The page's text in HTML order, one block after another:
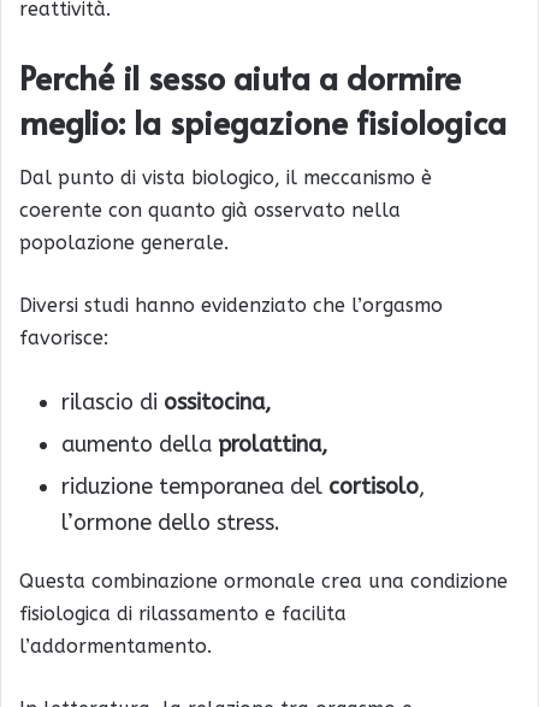
reattività.
Perché il sesso aiuta a dormire
meglio: la spiegazione fisiologica
Dal punto di vista biologico, il meccanismo è
coerente con quanto già osservato nella
popolazione generale.
Diversi studi hanno evidenziato che l’orgasmo
favorisce:
rilascio di ossitocina,
aumento della prolattina,
riduzione temporanea del cortisolo,
l’ormone dello stress.
Questa combinazione ormonale crea una condizione
fisiologica di rilassamento e facilita
l’addormentamento.